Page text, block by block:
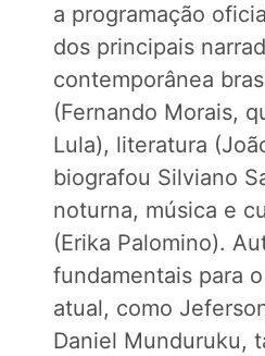
a programação
dos principais
contemporânea
(Fernando Morais,
Lula), literatura
biografou Silviano
noturna, música e
(Erika Palomino).
fundamentais para
atual, como
Daniel Munduruku,